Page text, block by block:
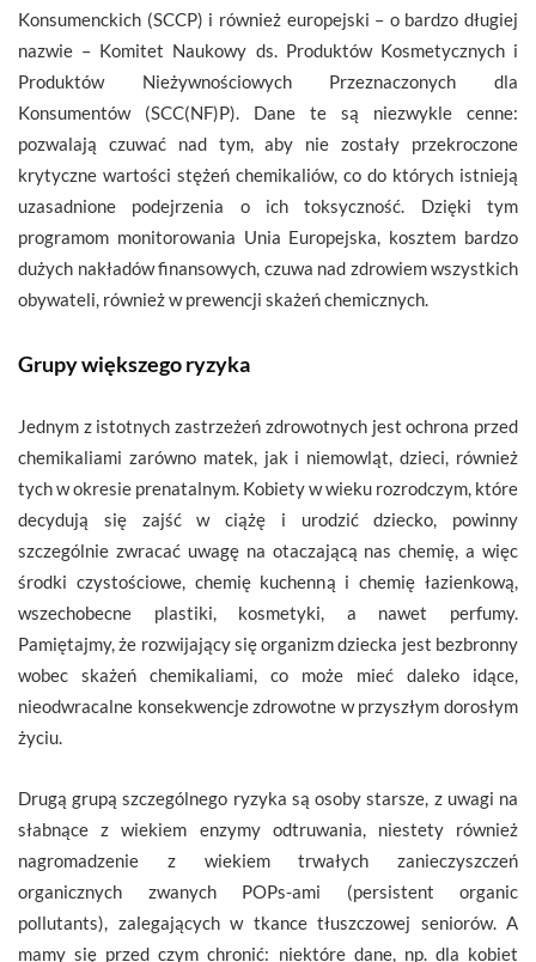
Konsumenckich (SCCP) i również europejski – o bardzo długiej
nazwie – Komitet Naukowy ds. Produktów Kosmetycznych i
Produktów Nieżywnościowych Przeznaczonych dla
Konsumentów (SCC(NF)P). Dane te są niezwykle cenne:
pozwalają czuwać nad tym, aby nie zostały przekroczone
krytyczne wartości stężeń chemikaliów, co do których istnieją
uzasadnione podejrzenia o ich toksyczność. Dzięki tym
programom monitorowania Unia Europejska, kosztem bardzo
dużych nakładów finansowych, czuwa nad zdrowiem wszystkich
obywateli, również w prewencji skażeń chemicznych.
Grupy większego ryzyka
Jednym z istotnych zastrzeżeń zdrowotnych jest ochrona przed
chemikaliami zarówno matek, jak i niemowląt, dzieci, również
tych w okresie prenatalnym. Kobiety w wieku rozrodczym, które
decydują się zajść w ciążę i urodzić dziecko, powinny
szczególnie zwracać uwagę na otaczającą nas chemię, a więc
środki czystościowe, chemię kuchenną i chemię łazienkową,
wszechobecne plastiki, kosmetyki, a nawet perfumy.
Pamiętajmy, że rozwijający się organizm dziecka jest bezbronny
wobec skażeń chemikaliami, co może mieć daleko idące,
nieodwracalne konsekwencje zdrowotne w przyszłym dorosłym
życiu.
Drugą grupą szczególnego ryzyka są osoby starsze, z uwagi na
słabnące z wiekiem enzymy odtruwania, niestety również
nagromadzenie z wiekiem trwałych zanieczyszczeń
organicznych zwanych POPs-ami (persistent organic
pollutants), zalegających w tkance tłuszczowej seniorów. A
mamy się przed czym chronić: niektóre dane, np. dla kobiet